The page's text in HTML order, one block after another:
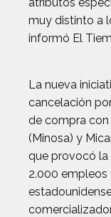
muy distinto a
informó El
La nueva
cancelación
de compra con
(Minosa) y
que provocó
2.000